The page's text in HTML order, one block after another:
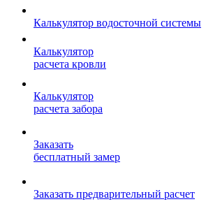
Калькулятор водосточной системы
Калькулятор
расчета кровли
Калькулятор
расчета забора
Заказать
бесплатный замер
Заказать предварительный расчет